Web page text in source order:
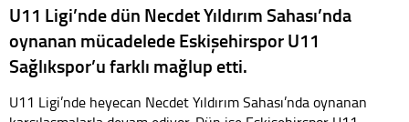
U11 Ligi’nde dün Necdet Yıldırım Sahası’nda
oynanan mücadelede Eskişehirspor U11
Sağlıkspor’u farklı mağlup etti.
U11 Ligi’nde heyecan Necdet Yıldırım Sahası’nda oynanan